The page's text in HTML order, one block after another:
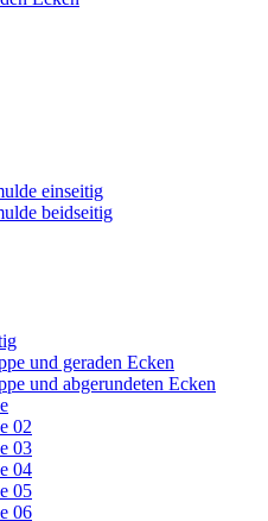
einseitig
beidseitig
und geraden Ecken
und abgerundeten Ecken
02
03
04
05
06